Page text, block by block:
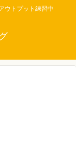
ウトプット練習中